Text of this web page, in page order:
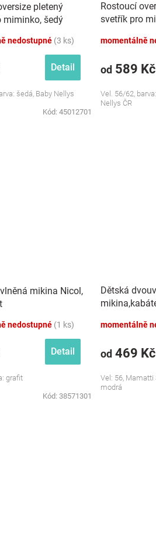
pletený
miminko, šedý
nedostupné (3 ks)
Detail
šedá, Baby Nellys
Kód: 45012701
Rostoucí
svetřík pro
momentálně
od 589 Kč
Vel. 56/62,
Nellys ČR
mikina Nicol,
nedostupné (1 ks)
Detail
grafit
Kód: 38571301
Dětská
momentálně
od 469 Kč
Vel: 56, Mamatti
modrá